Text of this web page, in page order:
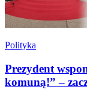
Polityka
Prezydent
komuną!” –